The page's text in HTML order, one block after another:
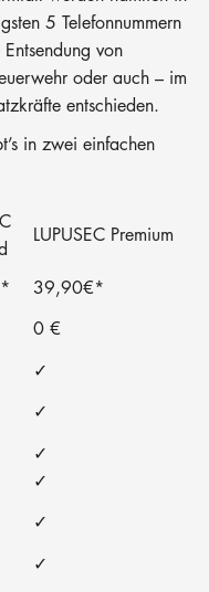
5 Telefonnummern
von
oder auch – im
entschieden.
in zwei einfachen
LUPUSEC Premium
39,90€*
0 €
✓
✓
✓
✓
✓
✓